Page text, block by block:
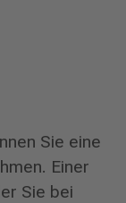
Sie eine
Einer
Sie bei